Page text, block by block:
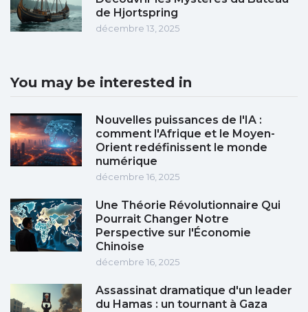
de Hjortspring
décembre 13, 2025
You may be interested in
Nouvelles puissances de l'IA :
comment l'Afrique et le Moyen-
Orient redéfinissent le monde
numérique
décembre 16, 2025
Une Théorie Révolutionnaire Qui
Pourrait Changer Notre
Perspective sur l'Économie
Chinoise
décembre 16, 2025
Assassinat dramatique d'un leader
du Hamas : un tournant à Gaza